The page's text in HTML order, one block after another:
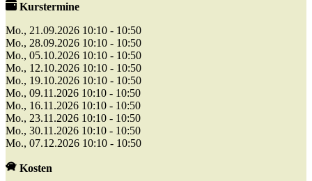
Kurstermine
Mo., 21.09.2026 10:10 - 10:50
Mo., 28.09.2026 10:10 - 10:50
Mo., 05.10.2026 10:10 - 10:50
Mo., 12.10.2026 10:10 - 10:50
Mo., 19.10.2026 10:10 - 10:50
Mo., 09.11.2026 10:10 - 10:50
Mo., 16.11.2026 10:10 - 10:50
Mo., 23.11.2026 10:10 - 10:50
Mo., 30.11.2026 10:10 - 10:50
Mo., 07.12.2026 10:10 - 10:50
Kosten